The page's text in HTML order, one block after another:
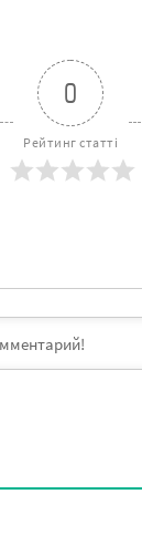
0
Рейтинг статті